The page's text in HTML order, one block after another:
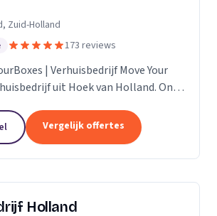
Zuid-Holland
173 reviews
| Verhuisbedrijf Move Your
uit Hoek van Holland. Ons
Vergelijk offertes
Holland